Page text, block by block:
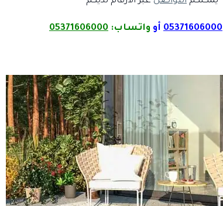
05371606000 أو واتساب: 05371606000